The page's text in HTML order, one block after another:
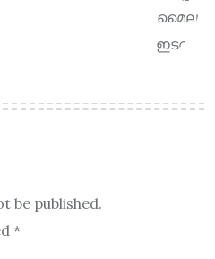
be published.
*